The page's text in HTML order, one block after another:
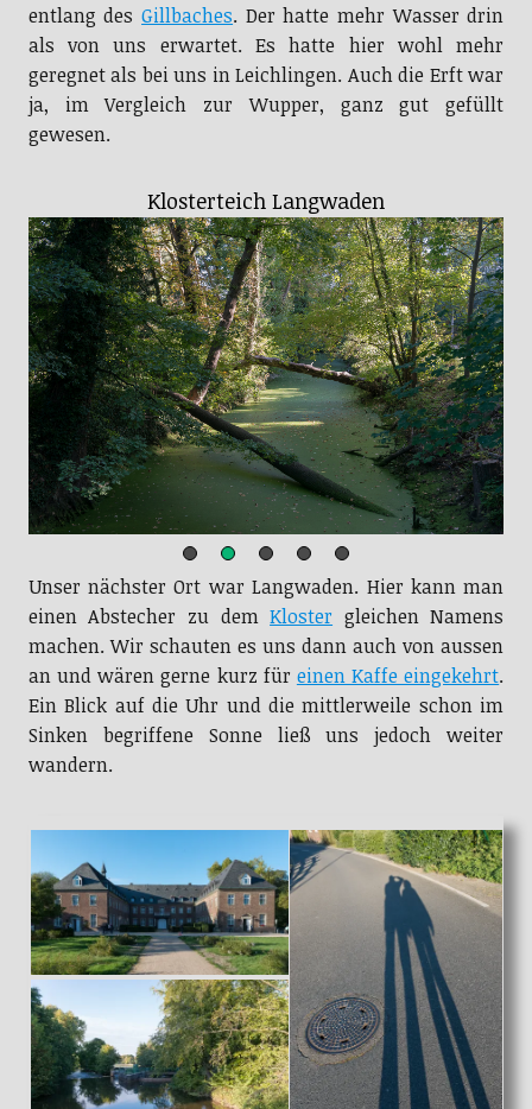
entlang desGillbaches. Der hatte mehr Wasser drin
als von uns erwartet. Es hatte hier wohl mehr
geregnet als bei uns in Leichlingen. Auch die Erft war
ja, im Vergleich zur Wupper, ganz gut gefüllt
gewesen.
Klosterteich Langwaden
Unser nächster Ort war Langwaden. Hier kann man
einen Abstecher zu demKloster gleichen Namens
machen. Wir schauten es uns dann auch von aussen
an und wären gerne kurz für einen Kaffe eingekehrt.
Ein Blick auf die Uhr und die mittlerweile schon im
Sinken begriffene Sonne ließ uns jedoch weiter
wandern.